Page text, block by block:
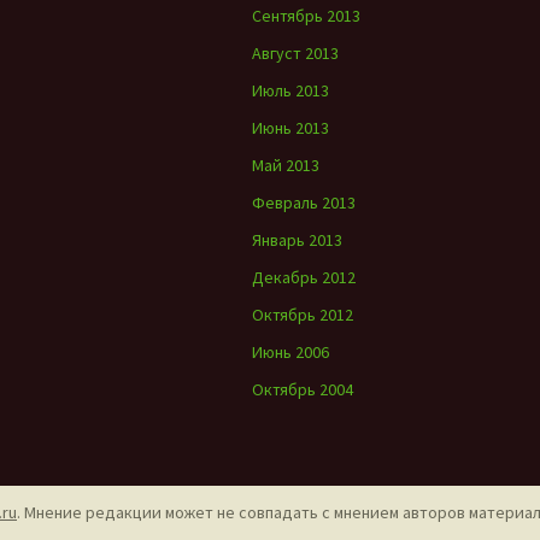
Сентябрь 2013
Август 2013
Июль 2013
Июнь 2013
Май 2013
Февраль 2013
Январь 2013
Декабрь 2012
Октябрь 2012
Июнь 2006
Октябрь 2004
. Мнение редакции может не совпадать с мнением авторов